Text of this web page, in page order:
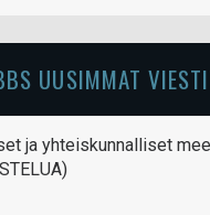
UUSIMMAT
ja yhteiskunnalliset